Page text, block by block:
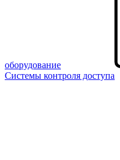
оборудование
Системы контроля доступа